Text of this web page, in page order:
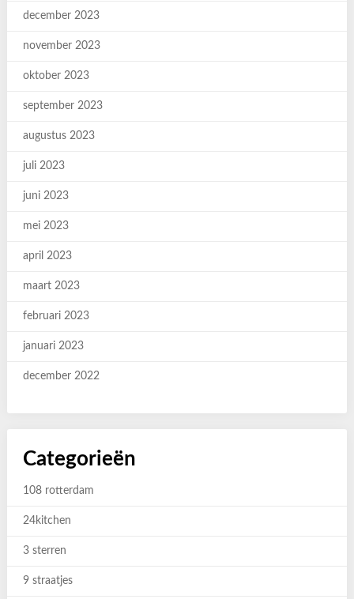
december 2023
november 2023
oktober 2023
september 2023
augustus 2023
juli 2023
juni 2023
mei 2023
april 2023
maart 2023
februari 2023
januari 2023
december 2022
Categorieën
108 rotterdam
24kitchen
3 sterren
9 straatjes